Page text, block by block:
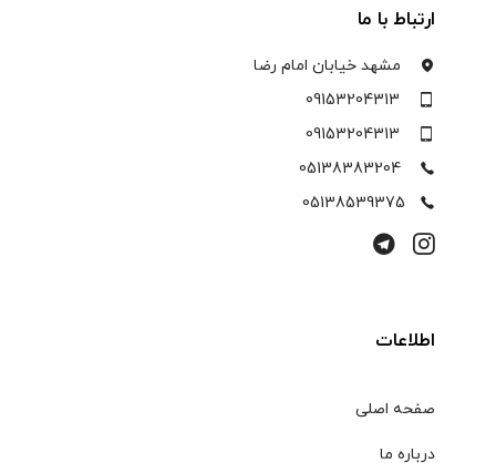
ارتباط با ما
مشهد خیابان امام رضا
09153204313
09153204313
05138383204
05138539375
اطلاعات
صفحه اصلی
درباره ما